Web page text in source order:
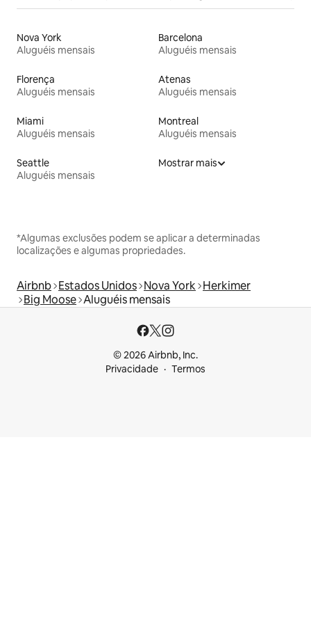
Nova York
Aluguéis mensais
Barcelona
Aluguéis mensais
Florença
Aluguéis mensais
Atenas
Aluguéis mensais
Miami
Aluguéis mensais
Montreal
Aluguéis mensais
Seattle
Aluguéis mensais
Mostrar mais
*Algumas exclusões podem se aplicar a determinadas
localizações e algumas propriedades.
Airbnb Estados Unidos Nova York Herkimer
Big Moose Aluguéis mensais
© 2026 Airbnb, Inc.
Privacidade
Termos